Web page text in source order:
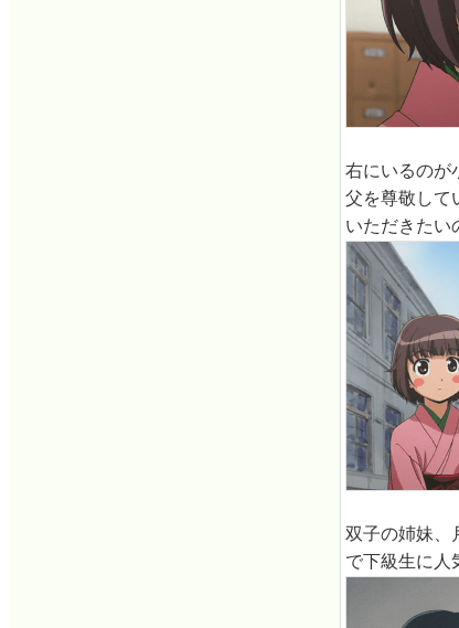
右にいるのが
父を尊敬して
いただきたい
双子の姉妹、
で下級生に人